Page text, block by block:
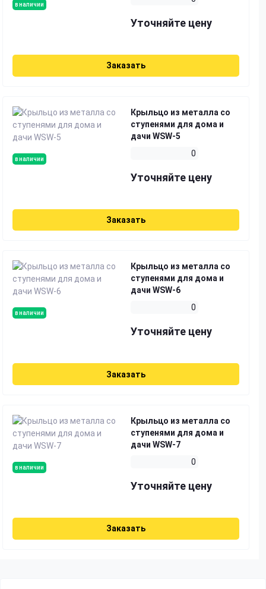
в наличии
Уточняйте цену
Заказать
в наличии
Крыльцо из металла со
ступенями для дома и
дачи WSW-5
0
Уточняйте цену
Заказать
в наличии
Крыльцо из металла со
ступенями для дома и
дачи WSW-6
0
Уточняйте цену
Заказать
в наличии
Крыльцо из металла со
ступенями для дома и
дачи WSW-7
0
Уточняйте цену
Заказать